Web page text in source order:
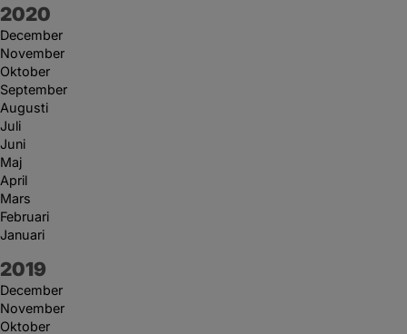
År:
2020
December
November
Oktober
September
Augusti
Juli
Juni
Maj
April
Mars
Februari
Januari
År:
2019
December
November
Oktober